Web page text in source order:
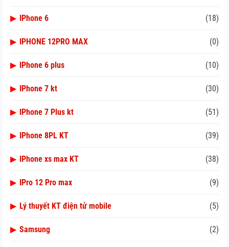
▶ IPhone 6 (18)
▶ IPHONE 12PRO MAX (0)
▶ IPhone 6 plus (10)
▶ IPhone 7 kt (30)
▶ IPhone 7 Plus kt (51)
▶ IPhone 8PL KT (39)
▶ IPhone xs max KT (38)
▶ IPro 12 Pro max (9)
▶ Lý thuyết KT điện tử mobile (5)
▶ Samsung (2)